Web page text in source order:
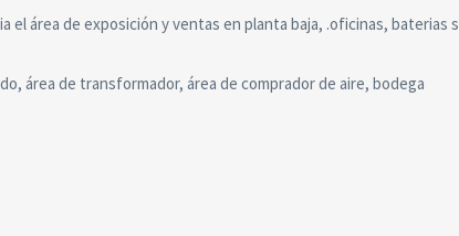
el área de exposición y ventas en planta baja, .oficinas, baterias
área de transformador, área de comprador de aire, bodega